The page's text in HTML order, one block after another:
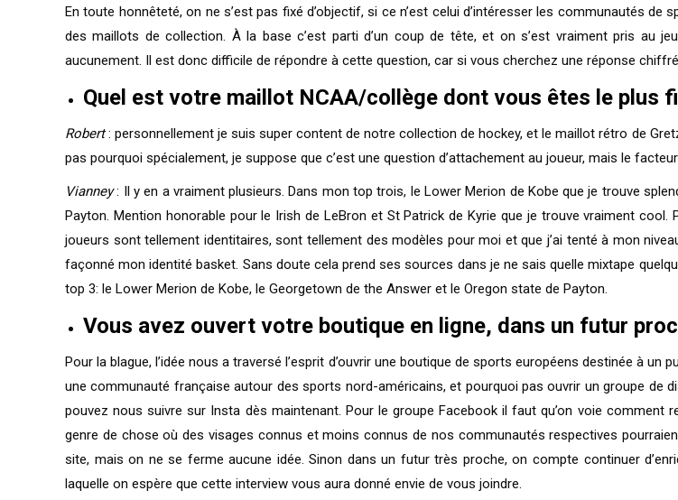
En toute honnêteté, on ne s’est pas fixé d’objectif, si ce n’est celui d’intéresser les communautés
des maillots de collection. À la base c’est parti d’un coup de tête, et on s’est vraiment pris au
aucunement. Il est donc difficile de répondre à cette question, car si vous cherchez une réponse
Quel est votre maillot NCAA/collège dont vous êtes le plus
Robert: personnellement je suis super content de notre collection de hockey, et le maillot rétro de
pas pourquoi spécialement, je suppose que c’est une question d’attachement au joueur, mais le
Vianney: Il y en a vraiment plusieurs. Dans mon top trois, le Lower Merion de Kobe que je trouve
Payton. Mention honorable pour le Irish de LeBron et St Patrick de Kyrie que je trouve vraiment
joueurs sont tellement identitaires, sont tellement des modèles pour moi et que j’ai tenté à mon
façonné mon identité basket. Sans doute cela prend ses sources dans je ne sais quelle mixtape
top 3: le Lower Merion de Kobe, le Georgetown de the Answer et le Oregon state de Payton.
Vous avez ouvert votre boutique en ligne, dans un futur
Pour la blague, l’idée nous a traversé l’esprit d’ouvrir une boutique de sports européens destinée à
une communauté française autour des sports nord-américains, et pourquoi pas ouvrir un groupe de
pouvez nous suivre sur Insta dès maintenant. Pour le groupe Facebook il faut qu’on voie
genre de chose où des visages connus et moins connus de nos communautés respectives
site, mais on ne se ferme aucune idée. Sinon dans un futur très proche, on compte continuer
laquelle on espère que cette interview vous aura donné envie de vous joindre.